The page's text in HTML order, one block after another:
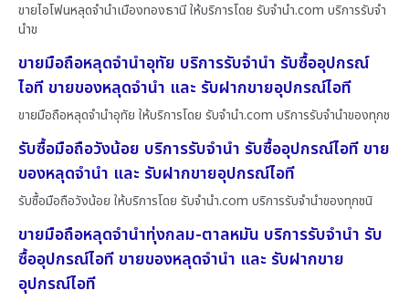
ขายไอโฟนหลุดจำนำเมืองทองธานี ให้บริการโดย รับจํานํา.com บริการรับจำ
นำข
ขายมือถือหลุดจำนำอุทัย บริการรับจำนำ รับซื้ออุปกรณ์
ไอที ขายของหลุดจำนำ และ รับฝากขายอุปกรณ์ไอที
ขายมือถือหลุดจำนำอุทัย ให้บริการโดย รับจํานํา.com บริการรับจำนำของทุกช
รับซื้อมือถือวังน้อย บริการรับจำนำ รับซื้ออุปกรณ์ไอที ขาย
ของหลุดจำนำ และ รับฝากขายอุปกรณ์ไอที
รับซื้อมือถือวังน้อย ให้บริการโดย รับจํานํา.com บริการรับจำนำของทุกชนิ
ขายมือถือหลุดจำนำทุ่งกลม-ตาลหมัน บริการรับจำนำ รับ
ซื้ออุปกรณ์ไอที ขายของหลุดจำนำ และ รับฝากขาย
อุปกรณ์ไอที